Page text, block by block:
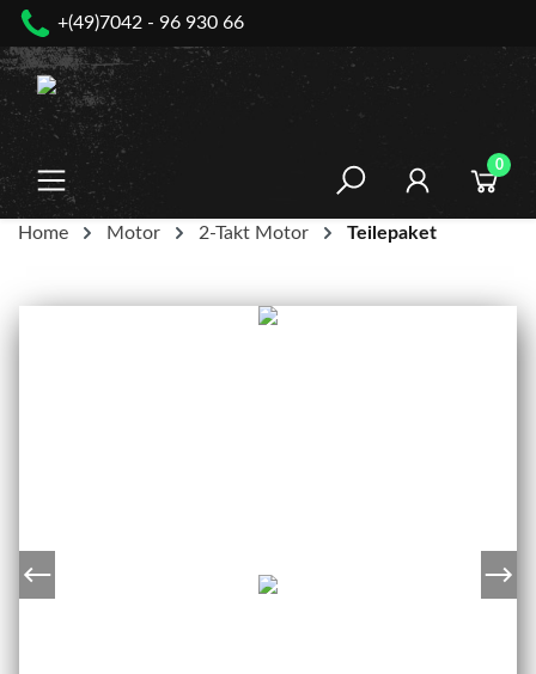
springen
+(49)7042 - 96 930 66
0
Home Motor 2-Takt Motor Teilepaket